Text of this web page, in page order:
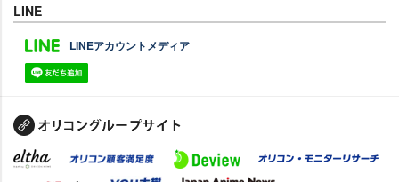
LINE
LINEアカウントメディア